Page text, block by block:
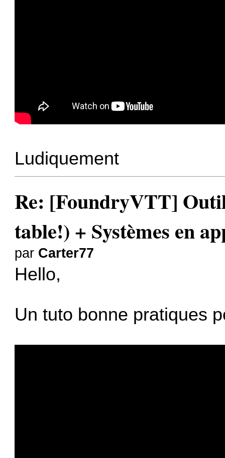
Ludiquement
Re: [FoundryVTT]
table!) + Systèmes en
par Carter77
Hello,
Un tuto bonne pratiques